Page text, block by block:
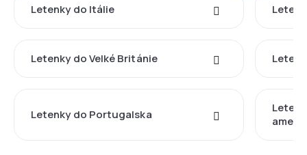
Letenky do Itálie
Letenky do Velké Británie
Letenky do Portugalska